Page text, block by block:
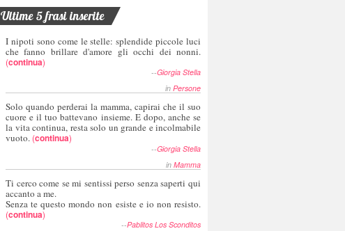
Ultime 5 frasi inserite
I nipoti sono come le stelle: splendide piccole luci
che fanno brillare d'amore gli occhi dei nonni.
(continua)
--Giorgia Stella
in Persone
Solo quando perderai la mamma, capirai che il suo
cuore e il tuo battevano insieme. E dopo, anche se
la vita continua, resta solo un grande e incolmabile
vuoto. (continua)
--Giorgia Stella
in Mamma
Ti cerco come se mi sentissi perso senza saperti qui
accanto a me.
Senza te questo mondo non esiste e io non resisto.
(continua)
--Pablitos Los Sconditos